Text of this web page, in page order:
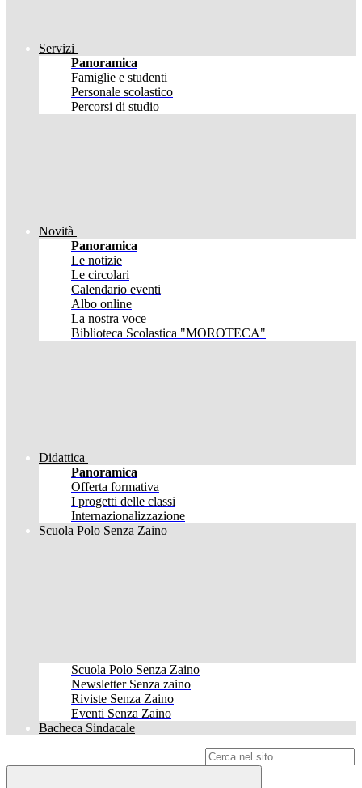
Servizi
Panoramica
Famiglie e studenti
Personale scolastico
Percorsi di studio
Novità
Panoramica
Le notizie
Le circolari
Calendario eventi
Albo online
La nostra voce
Biblioteca Scolastica "MOROTECA"
Didattica
Panoramica
Offerta formativa
I progetti delle classi
Internazionalizzazione
Scuola Polo Senza Zaino
Scuola Polo Senza Zaino
Newsletter Senza zaino
Riviste Senza Zaino
Eventi Senza Zaino
Bacheca Sindacale